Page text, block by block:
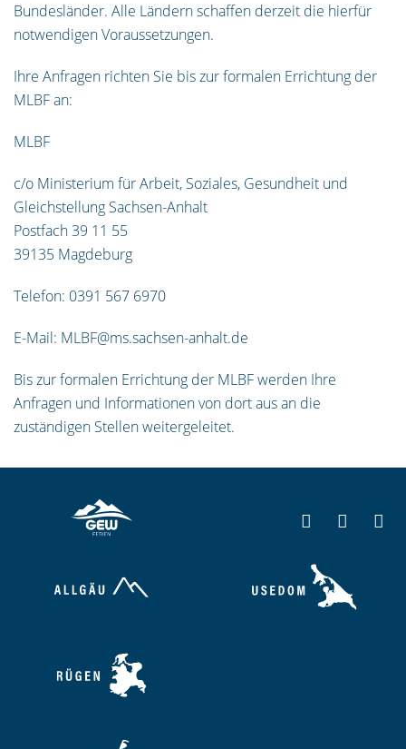
Bundesländer. Alle Ländern schaffen derzeit die hierfür
notwendigen Voraussetzungen.
Ihre Anfragen richten Sie bis zur formalen Errichtung der
MLBF an:
MLBF
c/o Ministerium für Arbeit, Soziales, Gesundheit und
Gleichstellung Sachsen-Anhalt
Postfach 39 11 55
39135 Magdeburg
Telefon: 0391 567 6970
E-​Mail: MLBF@ms.sachsen-​anhalt.de
Bis zur formalen Errichtung der MLBF werden Ihre
Anfragen und Informationen von dort aus an die
zuständigen Stellen weitergeleitet.